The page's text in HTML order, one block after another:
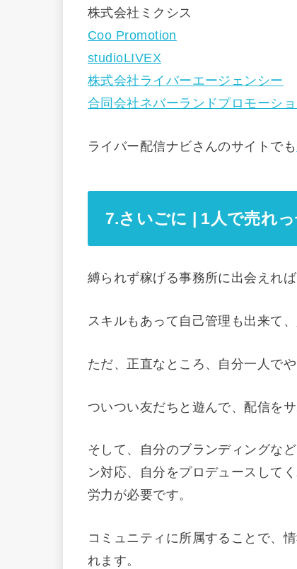
株式会社ミクシス
Coo Promotion
studioLIVEX
​株式会社ライバーエージェンシー
合同会社ネバーランドプロモーシ
ライバー配信ナビさんのサイトでも
7.さいごに | 1人で売れ
縛られず稼げる事務所に出会えれ
スキルもあって自己管理も出来て
ただ、正直なところ、自分一人で
ついつい友だちと遊んで、配信を
そして、自分のブランディングな
ン対応、自分をプロデュースして
労力が必要です。
コミュニティに所属することで、
れます。